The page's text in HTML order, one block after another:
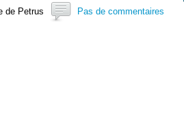
de Petrus Pas de commentaires